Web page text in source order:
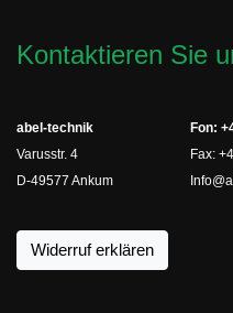
Kontaktieren Sie
abel-technik
Varusstr. 4
D-49577 Ankum
Widerruf erklären
Fon:
Fax: